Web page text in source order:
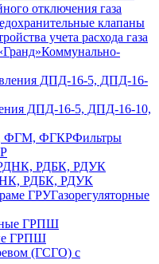
отключения газа
клапаны
учета расхода газа
Коммунально-
ДПД-16-5, ДПД-16-10,
Фильтры
РДБК, РДУК
Газорегуляторные
ГРПШ